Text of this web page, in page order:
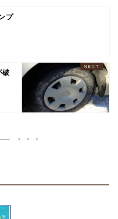
プ
破